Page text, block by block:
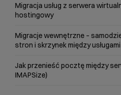
Migracja usług z serwera
hostingowy
Migracje wewnętrzne –
stron i skrzynek między
Jak przenieść pocztę między
IMAPSize)